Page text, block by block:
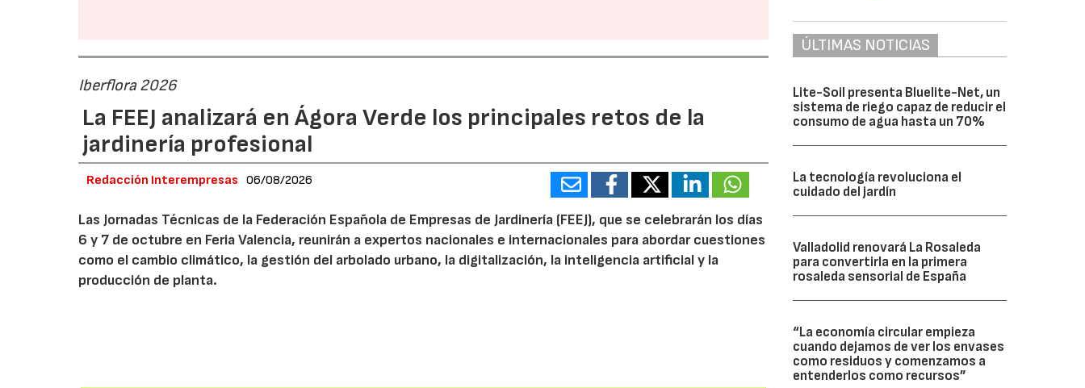
Iberflora 2026
La FEEJ analizará en Ágora Verde los principales retos de la
jardinería profesional
Redacción Interempresas 06/08/2026
Las Jornadas Técnicas de la Federación Española de Empresas de Jardinería (FEEJ), que se celebrarán los días
6 y 7 de octubre en Feria Valencia, reunirán a expertos nacionales e internacionales para abordar cuestiones
como el cambio climático, la gestión del arbolado urbano, la digitalización, la inteligencia artificial y la
producción de planta.
ÚLTIMAS NOTICIAS
Lite-Soil presenta Bluelite-Net, un
sistema de riego capaz de reducir el
consumo de agua hasta un 70%
La tecnología revoluciona el
cuidado del jardín
Valladolid renovará La Rosaleda
para convertirla en la primera
rosaleda sensorial de España
“La economía circular empieza
cuando dejamos de ver los envases
como residuos y comenzamos a
entenderlos como recursos”